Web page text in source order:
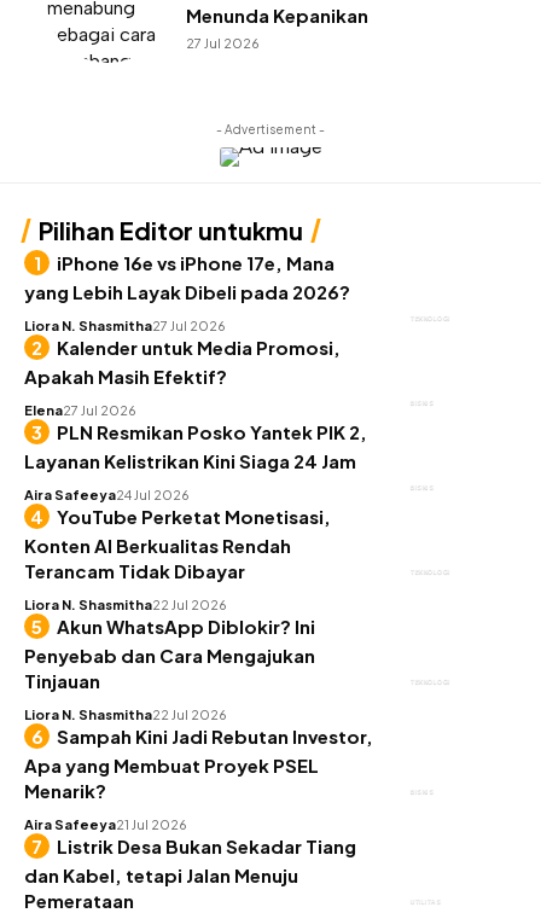
Menunda Kepanikan
27 Jul 2026
- Advertisement -
Pilihan Editor untukmu
TEKNOLOGI
iPhone 16e vs iPhone 17e, Mana
yang Lebih Layak Dibeli pada 2026?
Liora N. Shasmitha27 Jul 2026
BISNIS
Kalender untuk Media Promosi,
Apakah Masih Efektif?
Elena27 Jul 2026
BISNIS
PLN Resmikan Posko Yantek PIK 2,
Layanan Kelistrikan Kini Siaga 24 Jam
Aira Safeeya24 Jul 2026
TEKNOLOGI
YouTube Perketat Monetisasi,
Konten AI Berkualitas Rendah
Terancam Tidak Dibayar
Liora N. Shasmitha22 Jul 2026
TEKNOLOGI
Akun WhatsApp Diblokir? Ini
Penyebab dan Cara Mengajukan
Tinjauan
Liora N. Shasmitha22 Jul 2026
BISNIS
Sampah Kini Jadi Rebutan Investor,
Apa yang Membuat Proyek PSEL
Menarik?
Aira Safeeya21 Jul 2026
UTILITAS
Listrik Desa Bukan Sekadar Tiang
dan Kabel, tetapi Jalan Menuju
Pemerataan